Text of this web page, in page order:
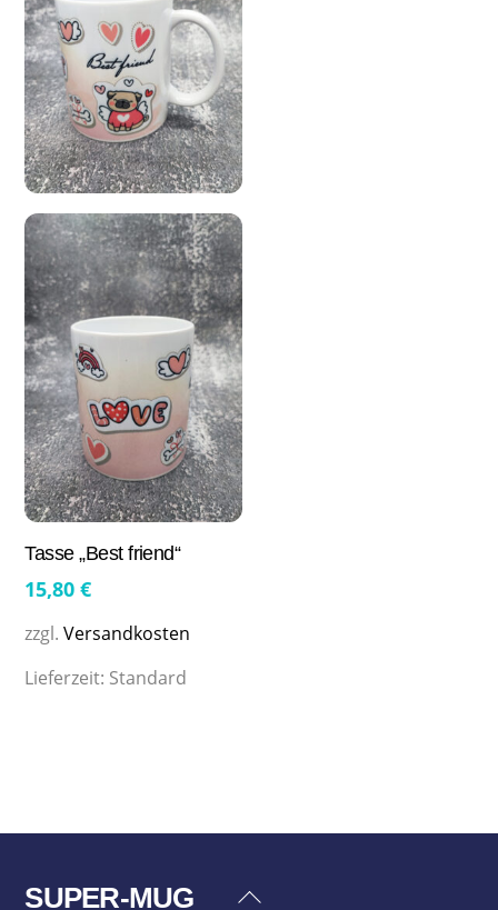
Tasse „Best friend“
15,80€
zzgl.Versandkosten
Lieferzeit: Standard
Back
SUPER-MUG